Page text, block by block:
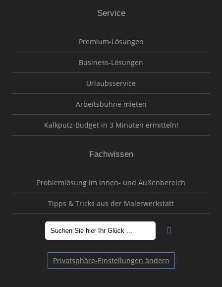
Service
Premium-Lösungen
Business-Lösungen
Urlaubsservice
Arbeitsbühne mieten
Kalkputz-Budget in 3 Minuten ermitteln!
Fachwissen
Problemlösung im Innen- und Außenbereich
Tipps & Tricks aus der Malerwerkstatt
Privatsphäre-Einstellungen ändern